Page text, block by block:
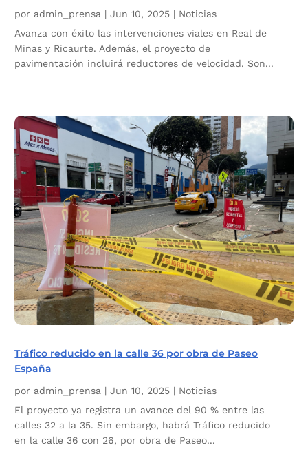
por admin_prensa |Jun 10, 2025 | Noticias
Avanza con éxito las intervenciones viales en Real de
Minas y Ricaurte. Además, el proyecto de
pavimentación incluirá reductores de velocidad. Son...
Tráfico reducido en la calle 36 por obra de Paseo
España
por admin_prensa |Jun 10, 2025 | Noticias
El proyecto ya registra un avance del 90 % entre las
calles 32 a la 35. Sin embargo, habrá Tráfico reducido
en la calle 36 con 26, por obra de Paseo...